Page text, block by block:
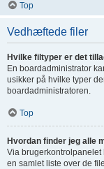
Top
Vedhæftede filer
Hvilke filtyper er det
En boardadministrator
usikker på hvilke typer
boardadministratoren.
Top
Hvordan finder jeg alle
Via
en samlet liste over de